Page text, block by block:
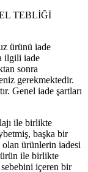
TEBLİĞİ
ürünü iade
ilgili iade
sonra
gerekmektedir.
Genel iade şartları
ile birlikte
başka bir
olan ürünlerin iadesi
ile birlikte
içeren bir